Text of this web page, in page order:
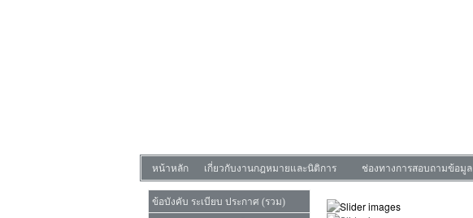
หน้าหลัก เกี่ยวกับงานกฎหมายและนิติการ ช่องทางการสอบถามข้อมูล
ข้อบังคับ ระเบียบ ประกาศ (รวม)